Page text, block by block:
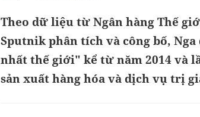
Theo dữ liệu từ Ngân hàng Thế
Sputnik phân tích và công bố,
nhất thế giới" kể từ năm 2014 và
sản xuất hàng hóa và dịch vụ trị